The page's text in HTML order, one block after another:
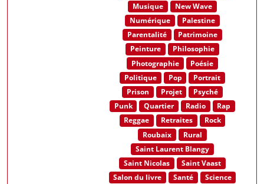
Musique
New Wave
Numérique
Palestine
Parentalité
Patrimoine
Peinture
Philosophie
Photographie
Poésie
Politique
Pop
Portrait
Prison
Projet
Psyché
Punk
Quartier Radio
Rap
Reggae
Retraites
Rock
Roubaix
Rural
Saint Laurent Blangy
Saint Nicolas
Saint Vaast
Salon du livre
Santé
Science